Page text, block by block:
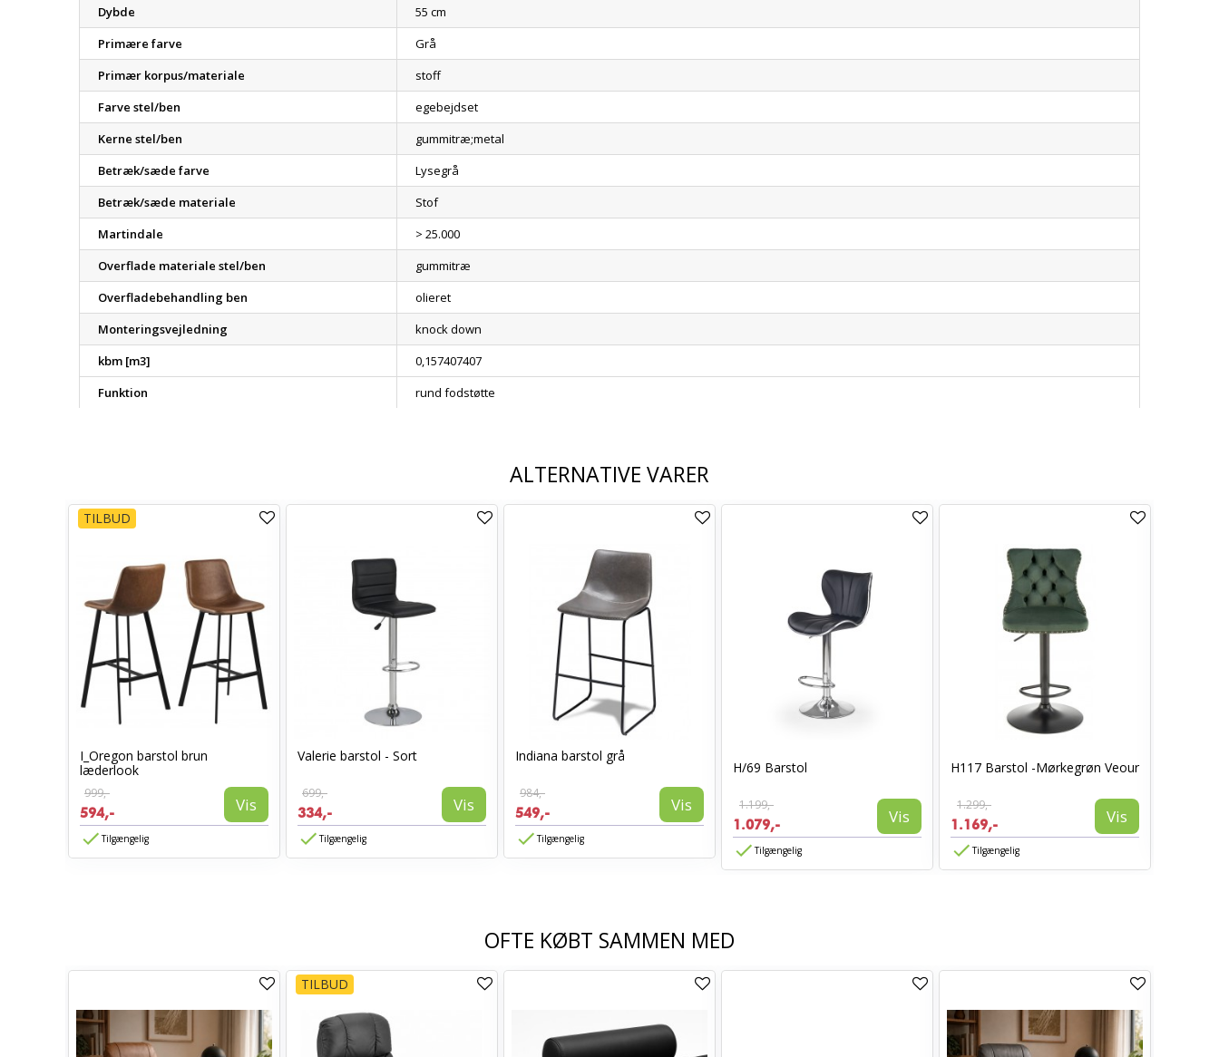
Dybde
55 cm
Primære farve
Grå
Primær korpus/materiale
stoff
Farve stel/ben
egebejdset
Kerne stel/ben
gummitræ;metal
Betræk/sæde farve
Lysegrå
Betræk/sæde materiale
Stof
Martindale
> 25.000
Overflade materiale stel/ben
gummitræ
Overfladebehandling ben
olieret
Monteringsvejledning
knock down
kbm [m3]
0,157407407
Funktion
rund fodstøtte
ALTERNATIVE VARER
TILBUD
I_Oregon barstol brun
læderlook
999,-
594,- Vis
Tilgængelig
Valerie barstol - Sort
699,-
334,- Vis
Tilgængelig
Indiana barstol grå
984,-
549,- Vis
Tilgængelig
H/69 Barstol
1.199,-
1.079,- Vis
Tilgængelig
H117 Barstol -Mørkegrøn Veour
1.299,-
1.169,- Vis
Tilgængelig
OFTE KØBT SAMMEN MED
TILBUD